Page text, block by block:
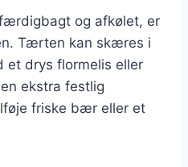
og afkølet, er
Tærten kan skæres i
et drys flormelis eller
ekstra festlig
friske bær eller et